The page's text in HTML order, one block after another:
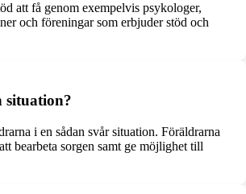
att få genom exempelvis psykologer,
och föreningar som erbjuder stöd och
situation?
i en sådan svår situation. Föräldrarna
bearbeta sorgen samt ge möjlighet till